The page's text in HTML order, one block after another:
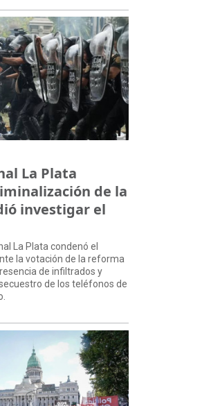
La Plata
de la
investigar el
La Plata condenó el
la votación de la reforma
de infiltrados y
de los teléfonos de